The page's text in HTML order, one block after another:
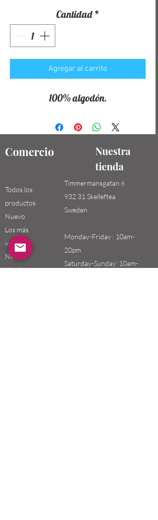
Cantidad *
Agregar al carrito
100% algodón.
Comercio
Nuestra
tienda
Todos los
productos
Nuevo
Los más
vendidos
Niños /
Hombres
Timmermansgatan 6
932 31 Skelleftea
Sweden
Monday-Friday : 10am-
20pm
Saturday-Sunday: 10am-